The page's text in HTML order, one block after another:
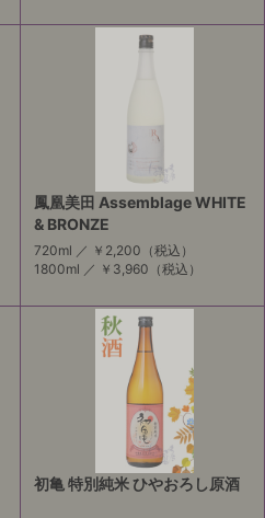
鳳凰美田 Assemblage WHITE
& BRONZE
720ml ／ ￥2,200 （税込）
1800ml ／ ￥3,960 （税込）
初亀 特別純米 ひやおろし原酒